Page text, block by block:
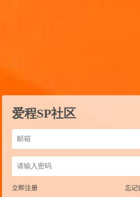
爱程SP社区
立即注册 忘记